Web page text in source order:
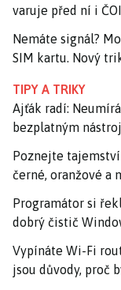
varuje před ní i ČOI
Nemáte signál?
SIM kartu. Nový
TIPY A TRIKY
Ajťák radí:
bezplatným
Poznejte
černé, oranžové a
Programátor si
dobrý čistič
Vypínáte Wi-Fi
jsou důvody, proč